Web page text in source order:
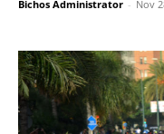
Bichos Administrator - Nov